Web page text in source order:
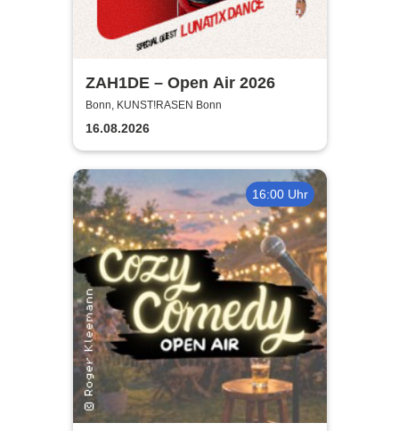
ZAH1DE – Open Air 2026
Bonn, KUNST!RASEN Bonn
16.08.2026
16:00 Uhr